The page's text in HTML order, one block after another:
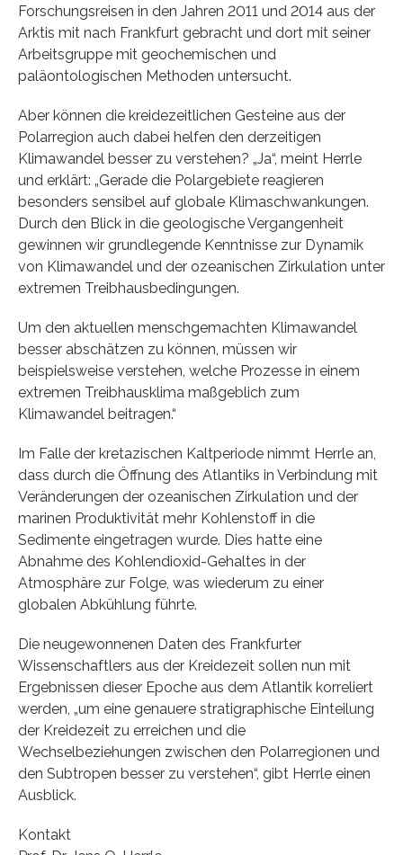
Forschungsreisen in den Jahren 2011 und 2014 aus der
Arktis mit nach Frankfurt gebracht und dort mit seiner
Arbeitsgruppe mit geochemischen und
paläontologischen Methoden untersucht.
Aber können die kreidezeitlichen Gesteine aus der
Polarregion auch dabei helfen den derzeitigen
Klimawandel besser zu verstehen? „Ja“, meint Herrle
und erklärt: „Gerade die Polargebiete reagieren
besonders sensibel auf globale Klimaschwankungen.
Durch den Blick in die geologische Vergangenheit
gewinnen wir grundlegende Kenntnisse zur Dynamik
von Klimawandel und der ozeanischen Zirkulation unter
extremen Treibhausbedingungen.
Um den aktuellen menschgemachten Klimawandel
besser abschätzen zu können, müssen wir
beispielsweise verstehen, welche Prozesse in einem
extremen Treibhausklima maßgeblich zum
Klimawandel beitragen.“
Im Falle der kretazischen Kaltperiode nimmt Herrle an,
dass durch die Öffnung des Atlantiks in Verbindung mit
Veränderungen der ozeanischen Zirkulation und der
marinen Produktivität mehr Kohlenstoff in die
Sedimente eingetragen wurde. Dies hatte eine
Abnahme des Kohlendioxid-Gehaltes in der
Atmosphäre zur Folge, was wiederum zu einer
globalen Abkühlung führte.
Die neugewonnenen Daten des Frankfurter
Wissenschaftlers aus der Kreidezeit sollen nun mit
Ergebnissen dieser Epoche aus dem Atlantik korreliert
werden, „um eine genauere stratigraphische Einteilung
der Kreidezeit zu erreichen und die
Wechselbeziehungen zwischen den Polarregionen und
den Subtropen besser zu verstehen“, gibt Herrle einen
Ausblick.
Kontakt